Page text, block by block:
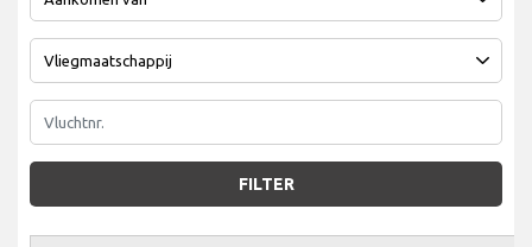
FILTER